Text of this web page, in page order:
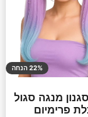
22% הנחה
מנגה סגול
פרימיום